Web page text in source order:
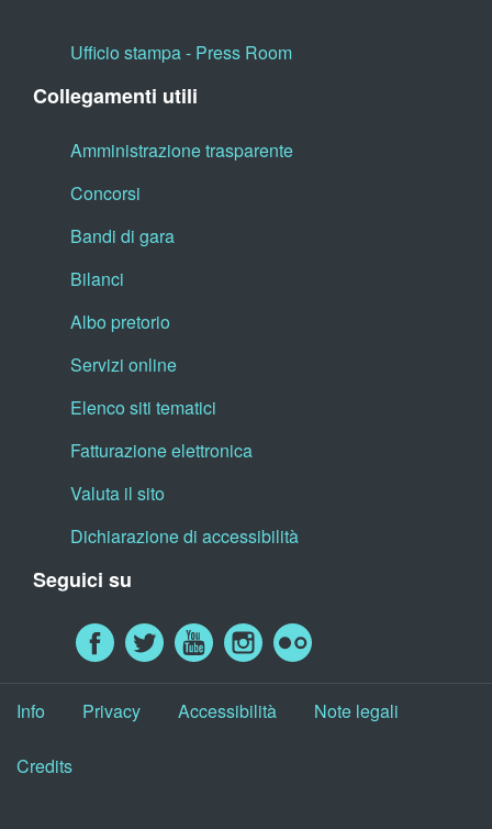
Ufficio stampa - Press Room
Collegamenti utili
Amministrazione trasparente
Concorsi
Bandi di gara
Bilanci
Albo pretorio
Servizi online
Elenco siti tematici
Fatturazione elettronica
Valuta il sito
Dichiarazione di accessibilità
Seguici su
Info Privacy Accessibilità Note legali
Credits